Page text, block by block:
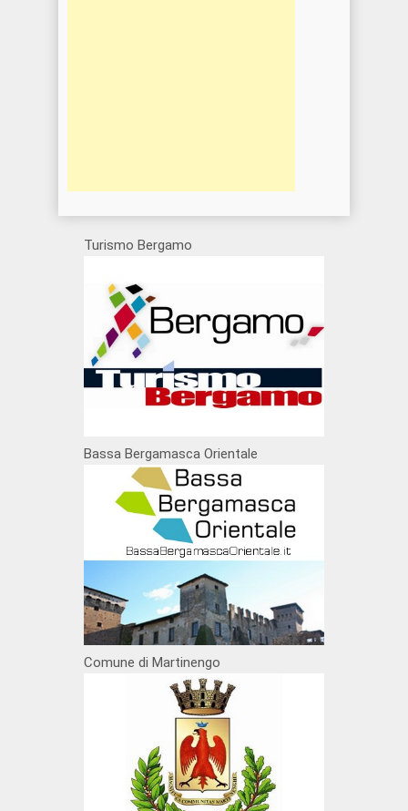
Turismo Bergamo
Bassa Bergamasca Orientale
Comune di Martinengo